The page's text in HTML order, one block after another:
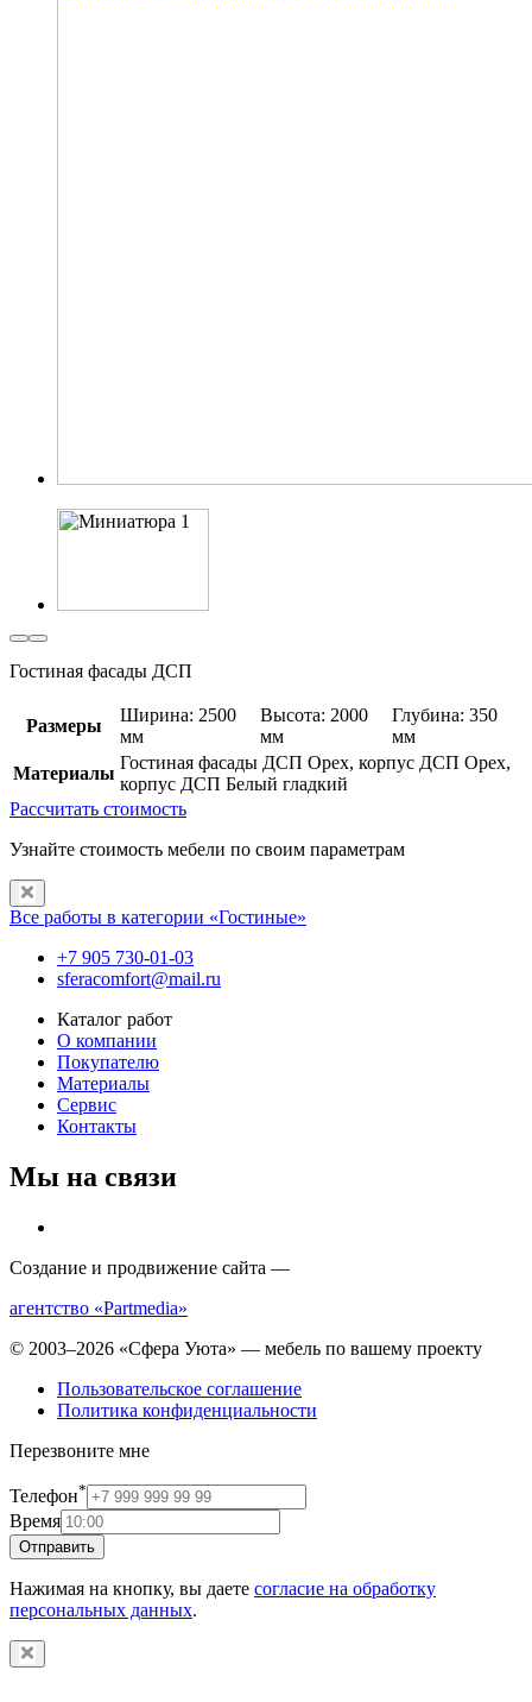
Гостиная фасады ДСП
Размеры
Ширина: 2500
мм
Высота: 2000
мм
Глубина: 350
мм
Материалы
Гостиная фасады ДСП Орех, корпус ДСП Орех,
корпус ДСП Белый гладкий
Рассчитать стоимость
Узнайте стоимость мебели по своим параметрам
Все работы в категории «Гостиные»
+7 905 730-01-03
sferacomfort@mail.ru
Каталог работ
О компании
Покупателю
Материалы
Сервис
Контакты
Мы на связи
Создание и продвижение сайта —
агентство «Partmedia»
© 2003–2026 «Сфера Уюта» — мебель по вашему проекту
Пользовательское соглашение
Политика конфиденциальности
Перезвоните мне
Телефон*
Время
Отправить
Нажимая на кнопку, вы даете согласие на обработку
персональных данных.